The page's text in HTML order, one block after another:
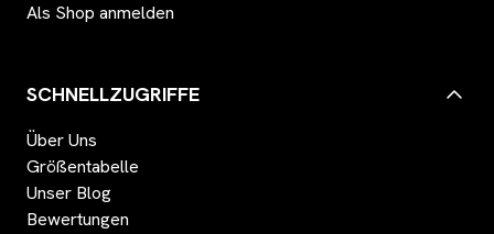
Als Shop anmelden
SCHNELLZUGRIFFE
Über Uns
Größentabelle
Unser Blog
Bewertungen